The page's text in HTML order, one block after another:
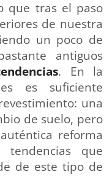
que tras el paso
de nuestra
un poco de
antiguos
. En la
es suficiente
una
de suelo, pero
reforma
tendencias que
de este tipo de